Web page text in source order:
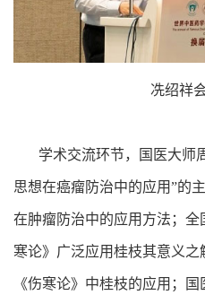
冼绍祥
学术交流环节，国医大师
思想在癌瘤防治中的应用”的
在肿瘤防治中的应用方法；全
寒论》广泛应用桂枝其意义
《伤寒论》中桂枝的应用；